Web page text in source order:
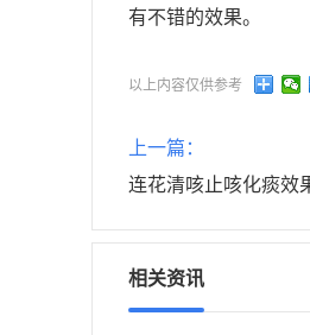
有不错的效果。
以上内容仅供参考
上一篇：
相关资讯